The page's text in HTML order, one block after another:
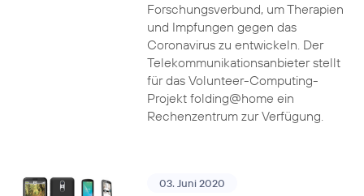
Forschungsverbund, um Therapien
und Impfungen gegen das
Coronavirus zu entwickeln. Der
Telekommunikationsanbieter stellt
für das Volunteer-Computing-
Projekt folding@home ein
Rechenzentrum zur Verfügung.
03. Juni 2020